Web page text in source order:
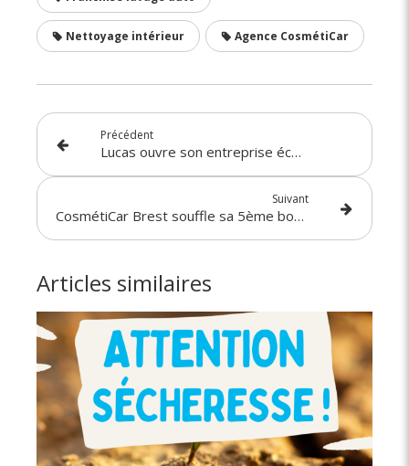
Nettoyage intérieur Agence CosmétiCar
Précédent
Lucas ouvre son entreprise éco-responsable en Alsace !
Suivant
CosmétiCar Brest souffle sa 5ème bougie !
Articles similaires